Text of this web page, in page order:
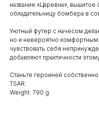
название «Царевна»,
обладательницу бомбера в
Уютный футер с начесом
но и невероятно
чувствовать себя
добавляют практичности
Станьте героиней
TSAR.
Weight: 790 g